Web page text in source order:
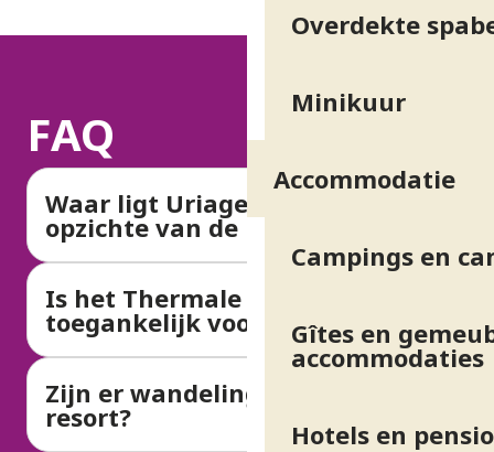
Overdekte
Minikuur
Accommodatie
Campings en
Gîtes en
accommodaties
Hotels en
FAQ
Waar ligt Uriage-les-Bains ten
opzichte van de bergen?
Is het Thermale Park
toegankelijk voor het publiek?
Zijn er wandelingen vanaf het
resort?